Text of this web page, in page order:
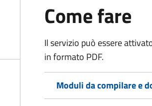
Come fare
Il servizio può essere
in formato PDF.
Moduli da compilare e